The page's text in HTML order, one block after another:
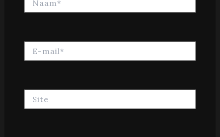
mail*